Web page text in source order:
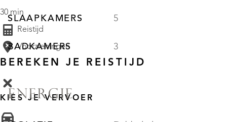
SLAAPKAMERS 5
BADKAMERS 3
ENERGIE
30 min
Reistijd
Voorzieningen
BEREKEN JE REISTIJD
KIES JE VERVOER